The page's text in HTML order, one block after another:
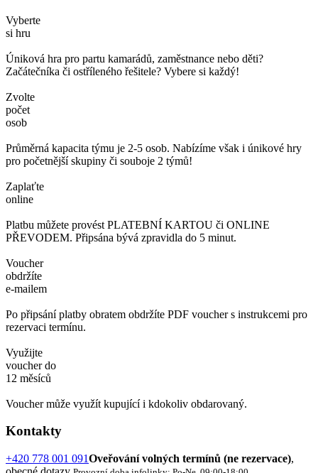
Vyberte
si hru
Úniková hra pro partu kamarádů, zaměstnance nebo děti?
Začátečníka či ostříleného řešitele? Vybere si každý!
Zvolte
počet
osob
Průměrná kapacita týmu je 2-5 osob. Nabízíme však i únikové hry
pro početnější skupiny či souboje 2 týmů!
Zaplaťte
online
Platbu můžete provést PLATEBNÍ KARTOU či ONLINE
PŘEVODEM. Připsána bývá zpravidla do 5 minut.
Voucher
obdržíte
e-mailem
Po připsání platby obratem obdržíte PDF voucher s instrukcemi pro
rezervaci termínu.
Využijte
voucher do
12 měsíců
Voucher může využít kupující i kdokoliv obdarovaný.
Kontakty
+420 778 001 091Oveřování volných termínů (ne rezervace),